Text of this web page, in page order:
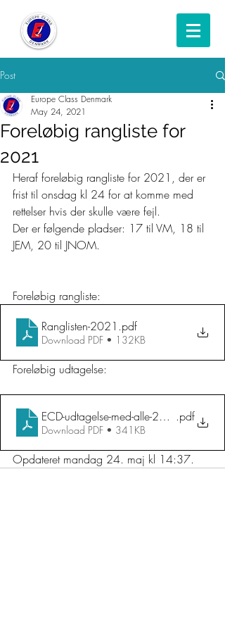
Post
Foreløbig rangliste for
2021
Europe Class Denmark
May 24, 2021
Heraf foreløbig rangliste for 2021, der er
frist til onsdag kl 24 for at komme med
rettelser hvis der skulle være fejl.
Der er følgende pladser: 17 til VM, 18 til
JEM, 20 til JNOM.
Foreløbig rangliste:
Ranglisten-2021 .pdf
Download PDF • 132KB
Foreløbig udtagelse:
ECD-udtagelse-med-alle-2021.pdf
Download PDF • 341KB
Opdateret mandag 24. maj kl 14:37.